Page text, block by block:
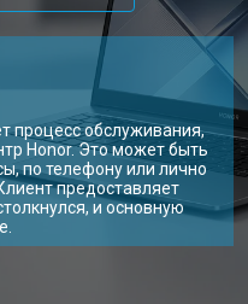
от 1700 ₽ Заказать
от 2600 ₽
от 2600 ₽
от 1100 ₽ Заказать
от 1500 ₽ Заказать
процесс обслуживания,
Honor. Это может быть
по телефону или лично
предоставляет
и основную